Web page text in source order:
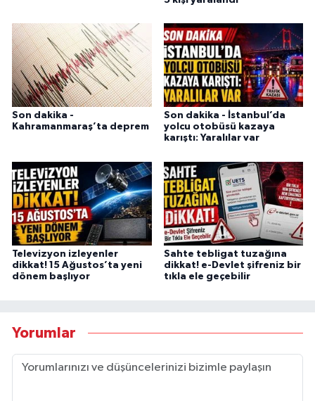
Son dakika -
Kahramanmaraş’ta deprem
Son dakika - İstanbul’da
yolcu otobüsü kazaya
karıştı: Yaralılar var
Televizyon izleyenler
dikkat! 15 Ağustos’ta yeni
dönem başlıyor
Sahte tebligat tuzağına
dikkat! e-Devlet şifreniz bir
tıkla ele geçebilir
Yorumlar